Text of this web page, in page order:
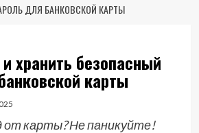
ДЛЯ БАНКОВСКОЙ КАРТЫ
хранить безопасный
карты
от карты? Не паникуйте!